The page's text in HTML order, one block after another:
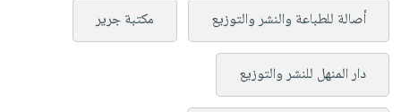
أصالة للطباعة والنشر والتوزيع مكتبة جرير
دار المنهل للنشر والتوزيع